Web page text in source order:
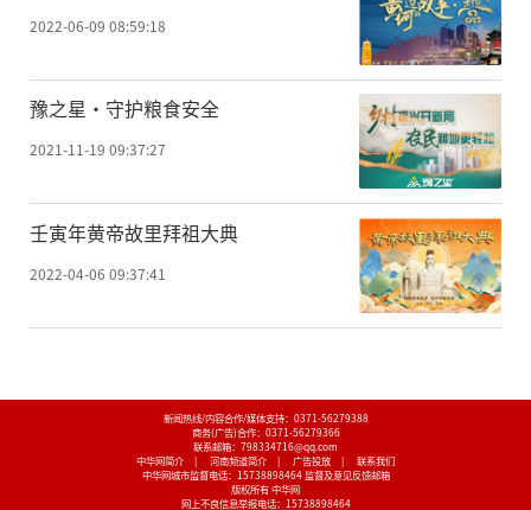
2022-06-09 08:59:18
豫之星·守护粮食安全
2021-11-19 09:37:27
壬寅年黄帝故里拜祖大典
2022-04-06 09:37:41
新闻热线/内容合作/媒体支持： 0371-56279388
商务(广告)合作： 0371-56279366
联系邮箱：798334716@qq.com
中华网简介
| 河南频道简介 | 广告投放 |
联系我们
中华网城市监督电话： 15738898464 监督及意见反馈邮箱
版权所有 中华网
网上不良信息举报电话： 15738898464